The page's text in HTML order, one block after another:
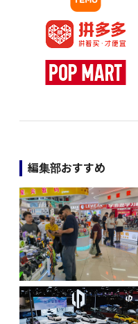
編集部おすすめ